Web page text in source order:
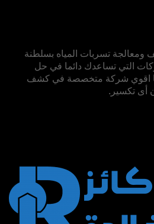
ومعالجة تسربات المياه بسلطنة
التي تساعدك دائما في حل
اقوي شركة متخصصة في كشف
أى تكسير.